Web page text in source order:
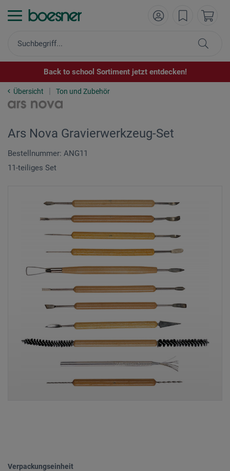
Back to school Sortiment jetzt entdecken!
Übersicht Ton und Zubehör
Ars Nova Gravierwerkzeug-Set
Bestellnummer: ANG11
11-teiliges Set
Verpackungseinheit